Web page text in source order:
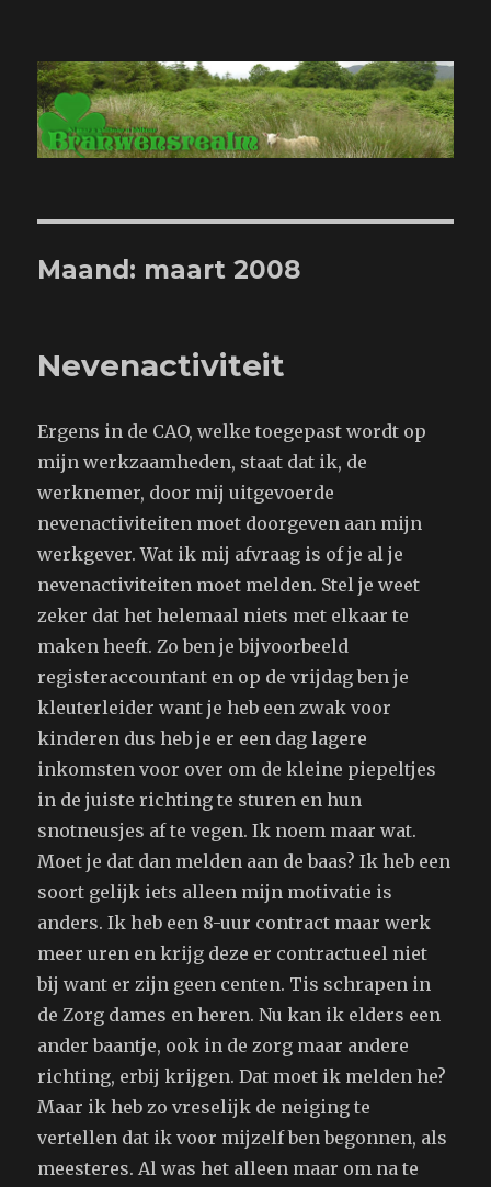
Branwensrealm.com
Maand: maart 2008
Nevenactiviteit
Ergens in de CAO, welke toegepast wordt op
mijn werkzaamheden, staat dat ik, de
werknemer, door mij uitgevoerde
nevenactiviteiten moet doorgeven aan mijn
werkgever. Wat ik mij afvraag is of je al je
nevenactiviteiten moet melden. Stel je weet
zeker dat het helemaal niets met elkaar te
maken heeft. Zo ben je bijvoorbeeld
registeraccountant en op de vrijdag ben je
kleuterleider want je heb een zwak voor
kinderen dus heb je er een dag lagere
inkomsten voor over om de kleine piepeltjes
in de juiste richting te sturen en hun
snotneusjes af te vegen. Ik noem maar wat.
Moet je dat dan melden aan de baas? Ik heb een
soort gelijk iets alleen mijn motivatie is
anders. Ik heb een 8-uur contract maar werk
meer uren en krijg deze er contractueel niet
bij want er zijn geen centen. Tis schrapen in
de Zorg dames en heren. Nu kan ik elders een
ander baantje, ook in de zorg maar andere
richting, erbij krijgen. Dat moet ik melden he?
Maar ik heb zo vreselijk de neiging te
vertellen dat ik voor mijzelf ben begonnen, als
meesteres. Al was het alleen maar om na te